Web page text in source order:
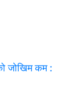
जोखिम कम :